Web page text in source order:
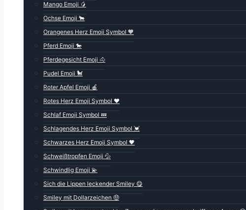
Mango Emoji 🥭
Ochse Emoji 🐂
Orangenes Herz Emoji Symbol 🧡
Pferd Emoji 🐎
Pferdegesicht Emoji 🐴
Pudel Emoji 🐩
Roter Apfel Emoji 🍎
Rotes Herz Emoji Symbol ❤️
Schlaf Emoji Symbol 💤
Schlagendes Herz Emoji Symbol 💓
Schwarzes Herz Emoji Symbol 🖤
Schweißtropfen Emoji 💦
Schwindlig Emoji 💫
Sich die Lippen leckender Smiley 😋
Smiley mit Dollarzeichen 🤑